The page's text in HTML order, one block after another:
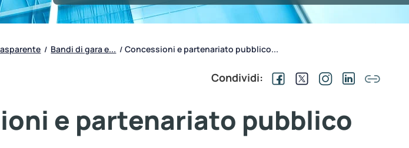
/ Bandi di gara e... / Concessioni e partenariato pubblico...
Condividi:
e partenariato pubblico